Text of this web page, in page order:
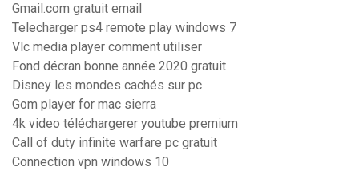
Gmail.com gratuit email
Telecharger ps4 remote play windows 7
Vlc media player comment utiliser
Fond décran bonne année 2020 gratuit
Disney les mondes cachés sur pc
Gom player for mac sierra
4k video téléchargerer youtube premium
Call of duty infinite warfare pc gratuit
Connection vpn windows 10